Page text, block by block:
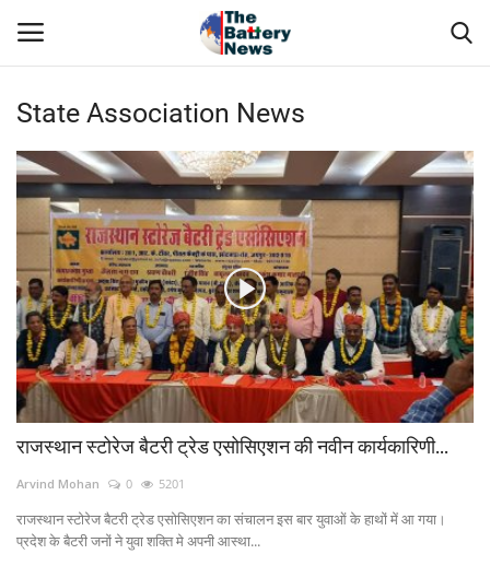
Login Register
About Us
Technical Presentations
News & Articles
Technical Info
Govt. Affair
Power ON
State Association News
राजस्थान स्टोरेज बैटरी ट्रेड एसोसिएशन की नवीन कार्यकारिणी...
Arvind Mohan 0 5201
राजस्थान स्टोरेज बैटरी ट्रेड एसोसिएशन का संचालन इस बार युवाओं के हाथों में आ गया।
प्रदेश के बैटरी जनों ने युवा शक्ति मे अपनी आस्था...